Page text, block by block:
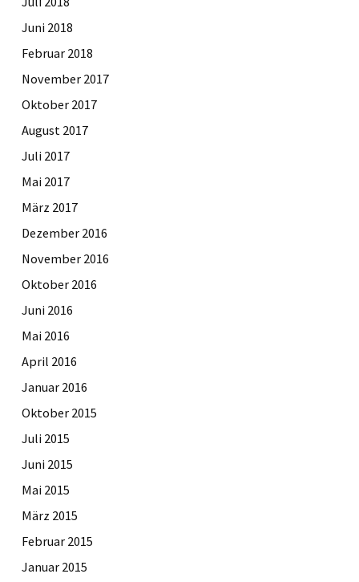
Juni 2018
Februar 2018
November 2017
Oktober 2017
August 2017
Juli 2017
Mai 2017
März 2017
Dezember 2016
November 2016
Oktober 2016
Juni 2016
Mai 2016
April 2016
Januar 2016
Oktober 2015
Juli 2015
Juni 2015
Mai 2015
März 2015
Februar 2015
Januar 2015